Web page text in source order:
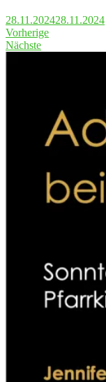
28.11.202428.11.2024
Vorherige
Nächste